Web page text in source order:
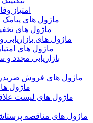
امتیاز
ماژول های
ماژول های
ماژول های
ماژول های
بازاریابی مجدد
ماژول های فروش
ماژول
ماژول های لیست
ماژول های مناقصه